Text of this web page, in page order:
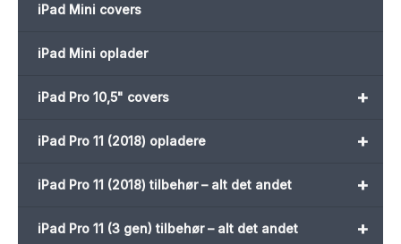
iPad Mini covers
iPad Mini oplader
+
iPad Pro 10,5" covers
+
iPad Pro 11 (2018) opladere
+
iPad Pro 11 (2018) tilbehør – alt det andet
+
iPad Pro 11 (3 gen) tilbehør – alt det andet